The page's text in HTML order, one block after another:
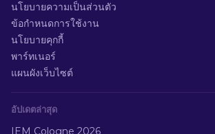
นโยบายความเป็นส่วนตัว
ข้อกำหนดการใช้งาน
นโยบายคุกกี้
พาร์ทเนอร์
แผนผังเว็บไซต์
อัปเดตล่าสุด
IEM Cologne 2026